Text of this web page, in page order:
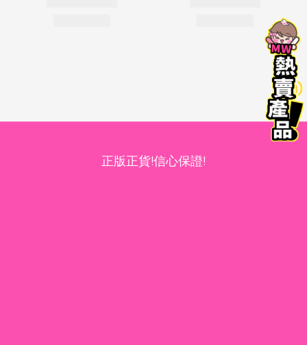
正版正貨!信心保證!